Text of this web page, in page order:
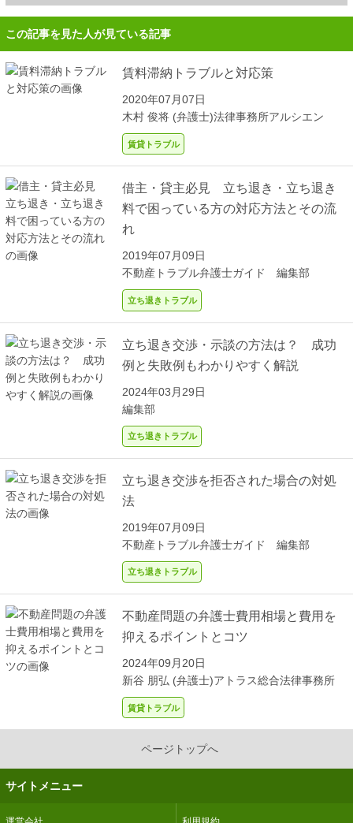
この記事を見た人が見ている記事
賃料滞納トラブルと対応策
2020年07月07日
木村 俊将 (弁護士)法律事務所アルシエン
賃貸トラブル
借主・貸主必見 立ち退き・立ち退き
料で困っている方の対応方法とその流
れ
2019年07月09日
不動産トラブル弁護士ガイド 編集部
立ち退きトラブル
立ち退き交渉・示談の方法は？ 成功
例と失敗例もわかりやすく解説
2024年03月29日
編集部
立ち退きトラブル
立ち退き交渉を拒否された場合の対処
法
2019年07月09日
不動産トラブル弁護士ガイド 編集部
立ち退きトラブル
不動産問題の弁護士費用相場と費用を
抑えるポイントとコツ
2024年09月20日
新谷 朋弘 (弁護士)アトラス総合法律事務所
賃貸トラブル
ページトップへ
サイトメニュー